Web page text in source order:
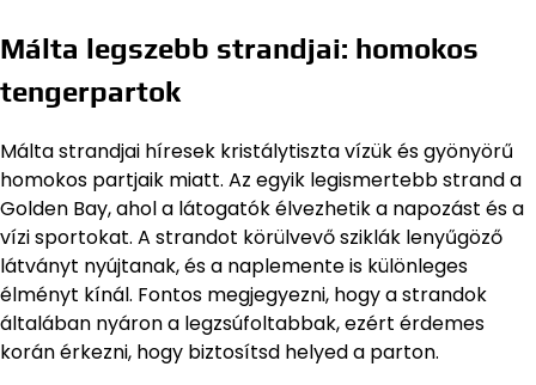
Málta legszebb strandjai: homokos
tengerpartok
Málta strandjai híresek kristálytiszta vízük és gyönyörű
homokos partjaik miatt. Az egyik legismertebb strand a
Golden Bay, ahol a látogatók élvezhetik a napozást és a
vízi sportokat. A strandot körülvevő sziklák lenyűgöző
látványt nyújtanak, és a naplemente is különleges
élményt kínál. Fontos megjegyezni, hogy a strandok
általában nyáron a legzsúfoltabbak, ezért érdemes
korán érkezni, hogy biztosítsd helyed a parton.